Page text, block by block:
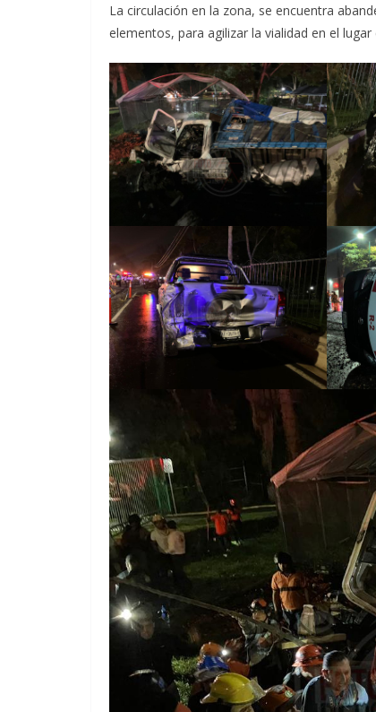
La circulación en la zona, se encuentra
elementos, para agilizar la vialidad en el lugar